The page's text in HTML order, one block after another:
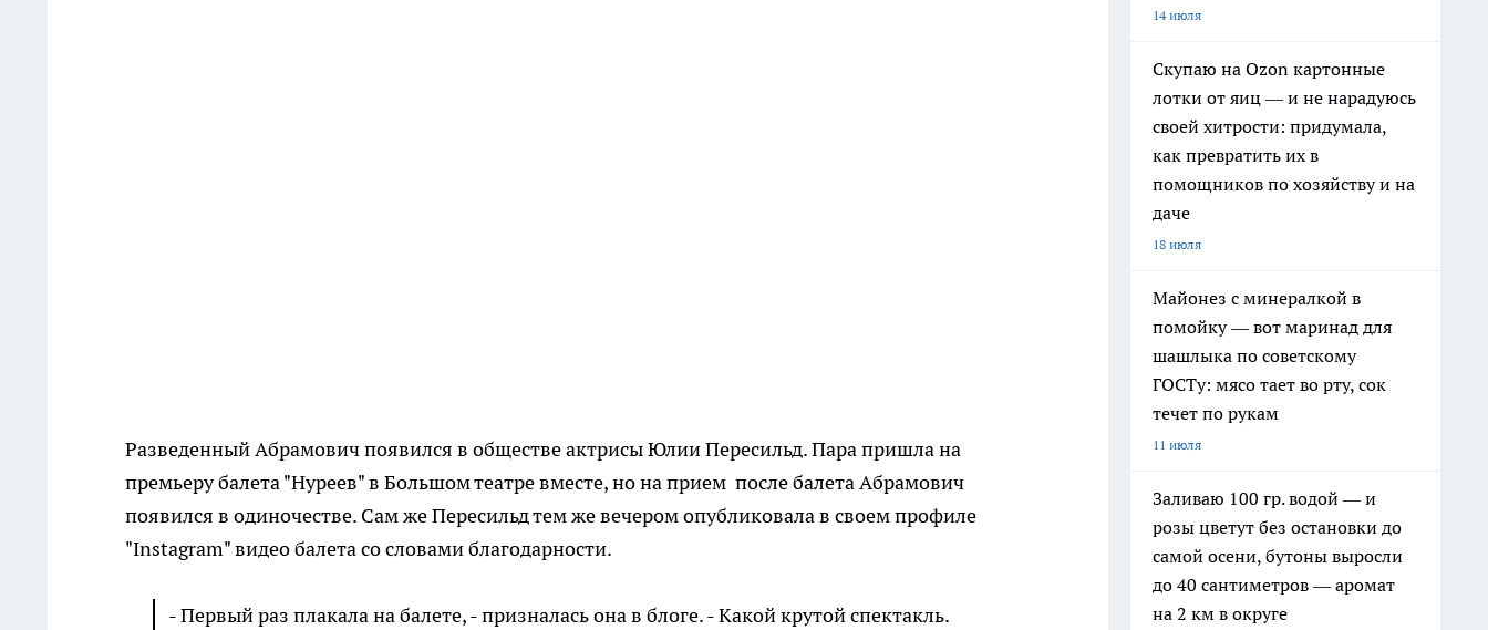
Разведенный Абрамович появился в обществе актрисы Юлии Пересильд. Пара пришла на
премьеру балета "Нуреев" в Большом театре вместе, но на прием после балета Абрамович
появился в одиночестве. Сам же Пересильд тем же вечером опубликовала в своем профиле
"Instagram" видео балета со словами благодарности.
- Первый раз плакала на балете, - призналась она в блоге. - Какой крутой спектакль.
14 июля
Скупаю на Ozon картонные
лотки от яиц — и не нарадуюсь
своей хитрости: придумала,
как превратить их в
помощников по хозяйству и на
даче
18 июля
Майонез с минералкой в
помойку — вот маринад для
шашлыка по советскому
ГОСТу: мясо тает во рту, сок
течет по рукам
11 июля
Заливаю 100 гр. водой — и
розы цветут без остановки до
самой осени, бутоны выросли
до 40 сантиметров — аромат
на 2 км в округе